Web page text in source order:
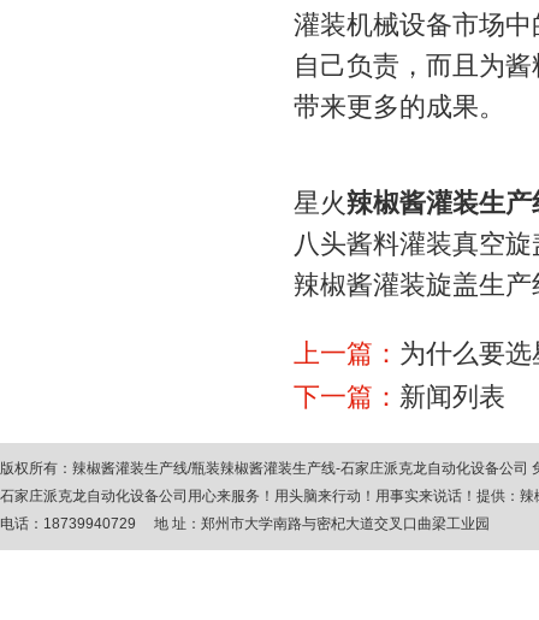
灌装机械设备市场
自己负责，而且为
带来更多的成果。
星火辣椒酱灌装生产
八头酱料灌装真空
辣椒酱灌装旋盖生产
上一篇： 为什么要
下一篇： 新闻列表
版权所有： 辣椒酱灌装生产线/瓶装辣椒酱灌装生产线-石家庄派克龙自动化设备公司
石家庄派克龙自动化设备公司用心来服务！用头脑来行动！用事实来说话！提供： 辣
电话：18739940729 地 址：郑州市大学南路与密杞大道交叉口曲梁工业园